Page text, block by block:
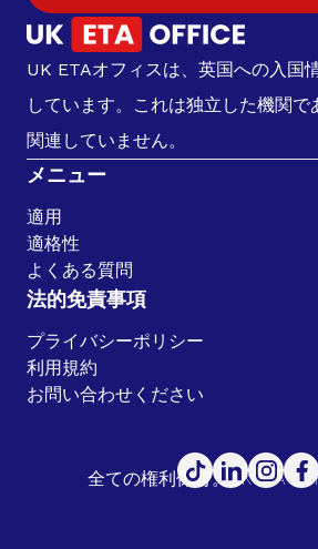
UK ETAオフィスは、英国への入国
しています。これは独立した機関で
関連していません。
メニュー
適用
適格性
よくある質問
法的免責事項
プライバシーポリシー
利用規約
お問い合わせください
全ての権利保有。UK ETA